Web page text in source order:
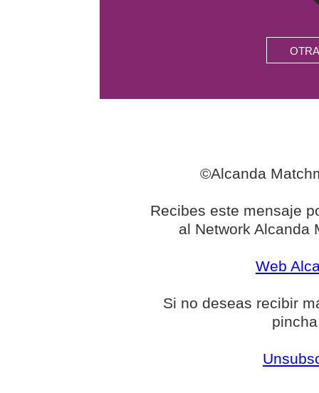
©Alcanda
Recibes este mensaje
al Network Alcanda
Web
Si no deseas recibir